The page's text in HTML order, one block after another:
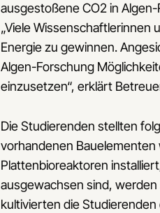
ausgestoßene CO2 in
„Viele
Energie zu gewinnen.
Algen-Forschung
einzusetzen“, erklärt
Die Studierenden stellten
vorhandenen
Plattenbioreaktoren
ausgewachsen sind,
kultivierten die Studierenden